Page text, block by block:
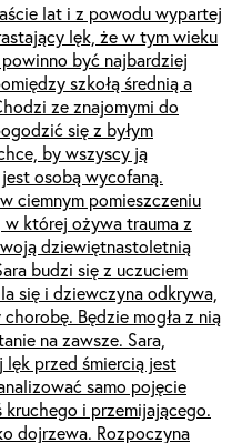
lat i z powodu wypartej
lęk, że w tym wieku
być najbardziej
szkołą średnią a
ze znajomymi do
się z byłym
by wszyscy ją
osobą wycofaną.
ciemnym pomieszczeniu
której ożywa trauma z
dziewiętnastoletnią
budzi się z uczuciem
się i dziewczyna odkrywa,
Będzie mogła z nią
na zawsze. Sara,
lęk przed śmiercią jest
samo pojęcie
kruchego i przemijającego.
dojrzewa. Rozpoczyna